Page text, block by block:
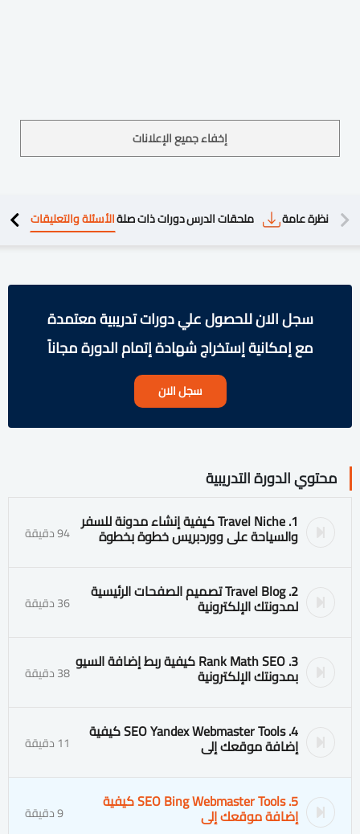
إخفاء جميع الإعلانات
نظرة عامة ملحقات الدرسدورات ذات صلةالأسئلة والتعليقات
سجل الان للحصول علي دورات تدريبية معتمدة
مع إمكانية إستخراج شهادة إتمام الدورة مجاناً
سجل الان
محتوي الدورة التدريبية
1. Travel Niche كيفية إنشاء مدونة للسفر
والسياحة على ووردبريس خطوة بخطوة 94 دقيقة
2. Travel Blog تصميم الصفحات الرئيسية
لمدونتك الإلكترونية 36 دقيقة
3. Rank Math SEO كيفية ربط إضافة السيو
بمدونتك الإلكترونية 38 دقيقة
4. SEO Yandex Webmaster Tools كيفية
إضافة موقعك إلى 11 دقيقة
5. SEO Bing Webmaster Tools كيفية
إضافة موقعك إلى 9 دقيقة